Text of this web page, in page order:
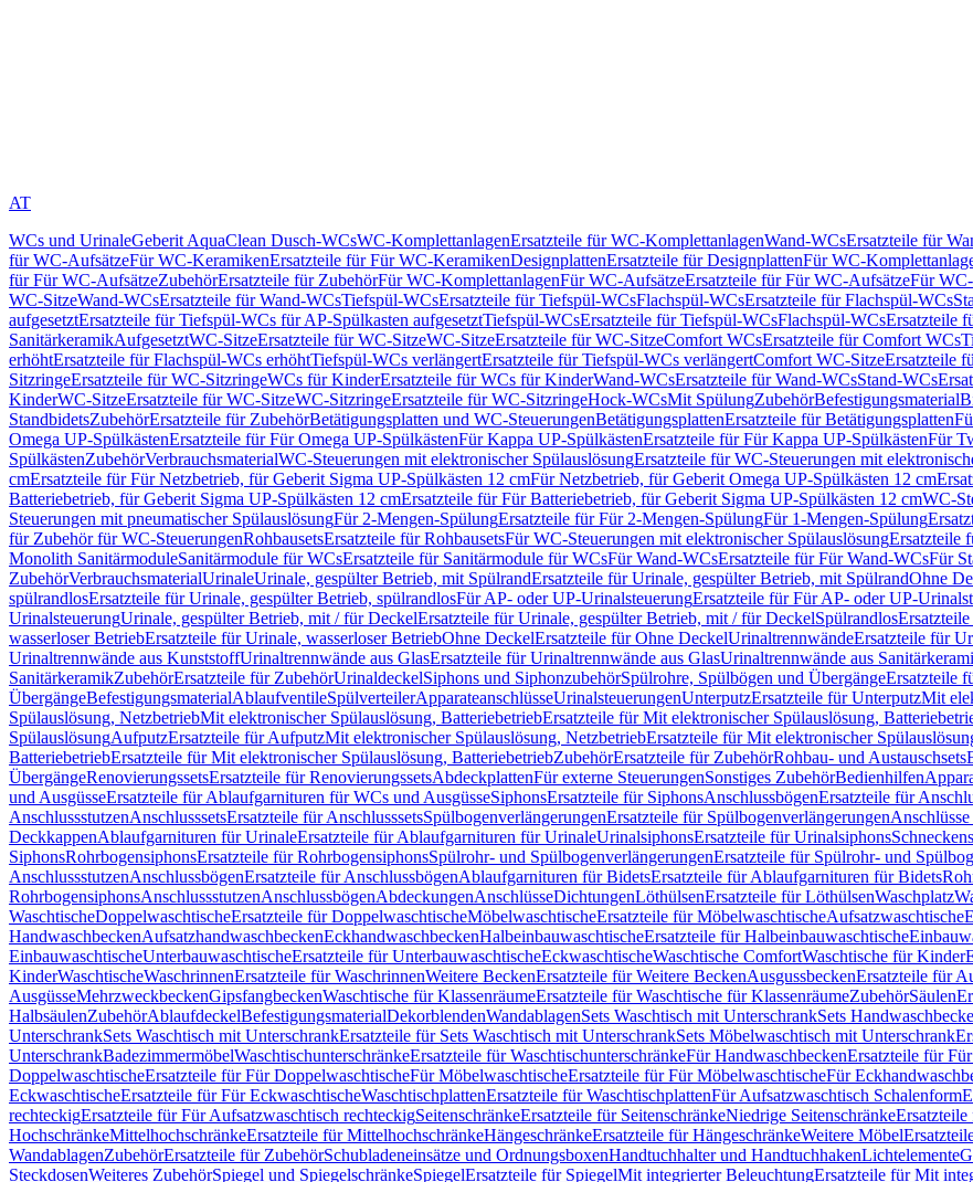
AT
WCs und UrinaleGeberit AquaClean Dusch-WCsWC-KomplettanlagenErsatzteile für WC-KomplettanlagenWand-WCsErsatzteile für
für WC-AufsätzeFür WC-KeramikenErsatzteile für Für WC-KeramikenDesignplattenErsatzteile für DesignplattenFür WC-
für Für WC-AufsätzeZubehörErsatzteile für ZubehörFür WC-KomplettanlagenFür WC-AufsätzeErsatzteile für Für WC-AufsätzeFür
WC-SitzeWand-WCsErsatzteile für Wand-WCsTiefspül-WCsErsatzteile für Tiefspül-WCsFlachspül-WCsErsatzteile für Flachspül-WCs
aufgesetztErsatzteile für Tiefspül-WCs für AP-Spülkasten aufgesetztTiefspül-WCsErsatzteile für Tiefspül-WCsFlachspül-WCsErsatzteile
SanitärkeramikAufgesetztWC-SitzeErsatzteile für WC-SitzeWC-SitzeErsatzteile für WC-SitzeComfort WCsErsatzteile für Comfort WCs
erhöhtErsatzteile für Flachspül-WCs erhöhtTiefspül-WCs verlängertErsatzteile für Tiefspül-WCs verlängertComfort WC-SitzeErsatzteile
SitzringeErsatzteile für WC-SitzringeWCs für KinderErsatzteile für WCs für KinderWand-WCsErsatzteile für Wand-WCsStand-WCs
KinderWC-SitzeErsatzteile für WC-SitzeWC-SitzringeErsatzteile für WC-SitzringeHock-WCsMit SpülungZubehörBefestigungsmaterial
StandbidetsZubehörErsatzteile für ZubehörBetätigungsplatten und WC-SteuerungenBetätigungsplattenErsatzteile für Betätigungsplatten
Omega UP-SpülkästenErsatzteile für Für Omega UP-SpülkästenFür Kappa UP-SpülkästenErsatzteile für Für Kappa UP-SpülkästenFür
SpülkästenZubehörVerbrauchsmaterialWC-Steuerungen mit elektronischer SpülauslösungErsatzteile für WC-Steuerungen mit
cmErsatzteile für Für Netzbetrieb, für Geberit Sigma UP-Spülkästen 12 cmFür Netzbetrieb, für Geberit Omega UP-Spülkästen 12 cm
Batteriebetrieb, für Geberit Sigma UP-Spülkästen 12 cmErsatzteile für Für Batteriebetrieb, für Geberit Sigma UP-Spülkästen 12 cmWC-
Steuerungen mit pneumatischer SpülauslösungFür 2-Mengen-SpülungErsatzteile für Für 2-Mengen-SpülungFür 1-Mengen-Spülung
für Zubehör für WC-SteuerungenRohbausetsErsatzteile für RohbausetsFür WC-Steuerungen mit elektronischer SpülauslösungErsatzteile
Monolith SanitärmoduleSanitärmodule für WCsErsatzteile für Sanitärmodule für WCsFür Wand-WCsErsatzteile für Für Wand-WCsFür
ZubehörVerbrauchsmaterialUrinaleUrinale, gespülter Betrieb, mit SpülrandErsatzteile für Urinale, gespülter Betrieb, mit SpülrandOhne
spülrandlosErsatzteile für Urinale, gespülter Betrieb, spülrandlosFür AP- oder UP-UrinalsteuerungErsatzteile für Für AP- oder UP-
UrinalsteuerungUrinale, gespülter Betrieb, mit / für DeckelErsatzteile für Urinale, gespülter Betrieb, mit / für DeckelSpülrandlos
wasserloser BetriebErsatzteile für Urinale, wasserloser BetriebOhne DeckelErsatzteile für Ohne DeckelUrinaltrennwändeErsatzteile für
Urinaltrennwände aus KunststoffUrinaltrennwände aus GlasErsatzteile für Urinaltrennwände aus GlasUrinaltrennwände aus
SanitärkeramikZubehörErsatzteile für ZubehörUrinaldeckelSiphons und SiphonzubehörSpülrohre, Spülbögen und ÜbergängeErsatzteile
ÜbergängeBefestigungsmaterialAblaufventileSpülverteilerApparateanschlüsseUrinalsteuerungenUnterputzErsatzteile für UnterputzMit
Spülauslösung, NetzbetriebMit elektronischer Spülauslösung, BatteriebetriebErsatzteile für Mit elektronischer Spülauslösung,
SpülauslösungAufputzErsatzteile für AufputzMit elektronischer Spülauslösung, NetzbetriebErsatzteile für Mit elektronischer
BatteriebetriebErsatzteile für Mit elektronischer Spülauslösung, BatteriebetriebZubehörErsatzteile für ZubehörRohbau- und Austauschsets
ÜbergängeRenovierungssetsErsatzteile für RenovierungssetsAbdeckplattenFür externe SteuerungenSonstiges ZubehörBedienhilfen
und AusgüsseErsatzteile für Ablaufgarnituren für WCs und AusgüsseSiphonsErsatzteile für SiphonsAnschlussbögenErsatzteile für
AnschlussstutzenAnschlusssetsErsatzteile für AnschlusssetsSpülbogenverlängerungenErsatzteile für Spülbogenverlängerungen
DeckkappenAblaufgarnituren für UrinaleErsatzteile für Ablaufgarnituren für UrinaleUrinalsiphonsErsatzteile für Urinalsiphons
SiphonsRohrbogensiphonsErsatzteile für RohrbogensiphonsSpülrohr- und SpülbogenverlängerungenErsatzteile für Spülrohr- und
AnschlussstutzenAnschlussbögenErsatzteile für AnschlussbögenAblaufgarnituren für BidetsErsatzteile für Ablaufgarnituren für Bidets
RohrbogensiphonsAnschlussstutzenAnschlussbögenAbdeckungenAnschlüsseDichtungenLöthülsenErsatzteile für LöthülsenWaschplatz
WaschtischeDoppelwaschtischeErsatzteile für DoppelwaschtischeMöbelwaschtischeErsatzteile für MöbelwaschtischeAufsatzwaschtische
HandwaschbeckenAufsatzhandwaschbeckenEckhandwaschbeckenHalbeinbauwaschtischeErsatzteile für Halbeinbauwaschtische
EinbauwaschtischeUnterbauwaschtischeErsatzteile für UnterbauwaschtischeEckwaschtischeWaschtische ComfortWaschtische für Kinder
KinderWaschtischeWaschrinnenErsatzteile für WaschrinnenWeitere BeckenErsatzteile für Weitere BeckenAusgussbeckenErsatzteile für
AusgüsseMehrzweckbeckenGipsfangbeckenWaschtische für KlassenräumeErsatzteile für Waschtische für KlassenräumeZubehörSäulen
HalbsäulenZubehörAblaufdeckelBefestigungsmaterialDekorblendenWandablagenSets Waschtisch mit UnterschrankSets
UnterschrankSets Waschtisch mit UnterschrankErsatzteile für Sets Waschtisch mit UnterschrankSets Möbelwaschtisch mit Unterschrank
UnterschrankBadezimmermöbelWaschtischunterschränkeErsatzteile für WaschtischunterschränkeFür HandwaschbeckenErsatzteile für
DoppelwaschtischeErsatzteile für Für DoppelwaschtischeFür MöbelwaschtischeErsatzteile für Für MöbelwaschtischeFür
EckwaschtischeErsatzteile für Für EckwaschtischeWaschtischplattenErsatzteile für WaschtischplattenFür Aufsatzwaschtisch Schalenform
rechteckigErsatzteile für Für Aufsatzwaschtisch rechteckigSeitenschränkeErsatzteile für SeitenschränkeNiedrige Seitenschränke
HochschränkeMittelhochschränkeErsatzteile für MittelhochschränkeHängeschränkeErsatzteile für HängeschränkeWeitere Möbel
WandablagenZubehörErsatzteile für ZubehörSchubladeneinsätze und OrdnungsboxenHandtuchhalter und HandtuchhakenLichtelemente
SteckdosenWeiteres ZubehörSpiegel und SpiegelschränkeSpiegelErsatzteile für SpiegelMit integrierter BeleuchtungErsatzteile für Mit